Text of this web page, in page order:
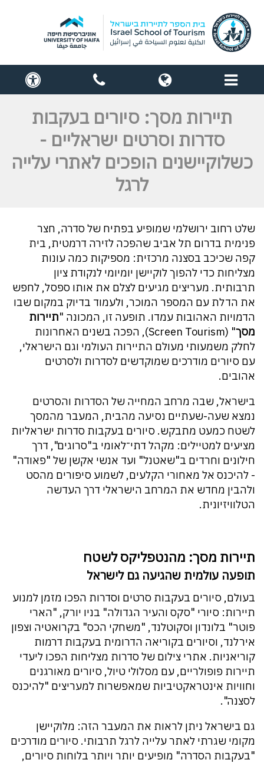
תפריט globe
contact
us
תיירות מסך: סיורים בעקבות
סדרות וסרטים ישראליים -
כשלוקיישנים הופכים לאתרי עלייה
לרגל
שלט רחוב ירושלמי שמופיע בפתיח של סדרה, חצר
פנימית בדרום תל אביב שהפכה לזירה דרמטית, בית
קפה שכיכב בסצנה מרכזית: מספיקות כמה עונות
מצליחות כדי להפוך לוקיישן יומיומי לנקודת ציון
תרבותית. מעריצים מגיעים לצלם את אותו ספסל, לחפש
את הדלת עם המספר המוכר, ולעמוד בדיוק במקום שבו
הדמויות האהובות עמדו. תופעה זו, המכונה "תיירות
מסך
" (Screen Tourism), הפכה בשנים האחרונות
לחלק משמעותי מעולם התיירות העולמי וגם הישראלי,
עם סיורים מודרכים שמוקדשים לסדרות ולסרטים
אהובים.
בישראל, שבה מרחב המחייה של הסדרות והסרטים
נמצא שעה-שעתיים נסיעה מהבית, המעבר מהמסך
לשטח כמעט מתבקש. סיורים בעקבות סדרות ישראליות
מציעים למטיילים: מקהל דתי־לאומי ב"סרוגים", דרך
חילונים וחרדים ב"שאטנל" ועד אנשי אקשן של "פאודה"
- להיכנס אל מאחורי הקלעים, לשמוע סיפורים מהסט
ולהבין מחדש את המרחב הישראלי דרך העדשה
הטלוויזיונית.
תיירות מסך: מהנטפליקס לשטח
תופעה עולמית שהגיעה גם לישראל
בעולם, סיורים בעקבות סרטים וסדרות הפכו מזמן למנוע
תיירות: סיורי "סקס והעיר הגדולה" בניו יורק, "הארי
פוטר" בלונדון וסקוטלנד, "משחקי הכס" בקרואטיה וצפון
אירלנד, וסיורים בקוריאה הדרומית בעקבות דרמות
קוריאניות. אתרי צילום של סדרות מצליחות הפכו ליעדי
תיירות פופולריים, עם מסלולי טיול, סיורים מאורגנים
וחוויות אינטראקטיביות שמאפשרות למעריצים "להיכנס
לסצנה".
גם בישראל ניתן לראות את המעבר הזה: מלוקיישן
מקומי שגרתי לאתר עלייה לרגל תרבותי. סיורים מודרכים
"בעקבות הסדרה" מופיעים יותר ויותר בלוחות סיורים,